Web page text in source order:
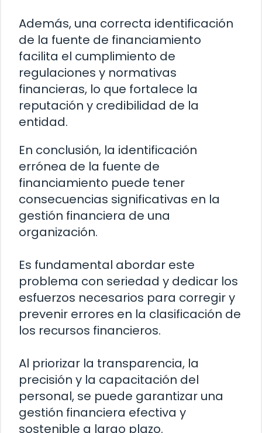
Además, una correcta identificación
de la fuente de financiamiento
facilita el cumplimiento de
regulaciones y normativas
financieras, lo que fortalece la
reputación y credibilidad de la
entidad.
En conclusión, la identificación
errónea de la fuente de
financiamiento puede tener
consecuencias significativas en la
gestión financiera de una
organización.
Es fundamental abordar este
problema con seriedad y dedicar los
esfuerzos necesarios para corregir y
prevenir errores en la clasificación de
los recursos financieros.
Al priorizar la transparencia, la
precisión y la capacitación del
personal, se puede garantizar una
gestión financiera efectiva y
sostenible a largo plazo.